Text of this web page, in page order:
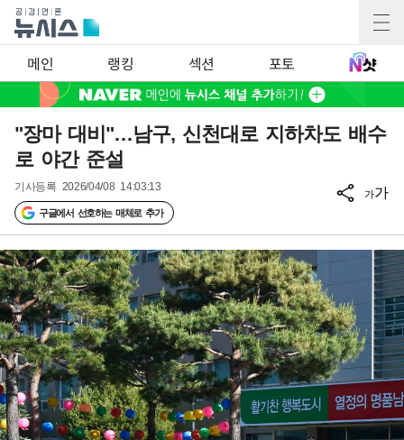
메인 랭킹 섹션 포토
"장마 대비"…남구, 신천대로 지하차도 배수
로 야간 준설
기사등록 2026/04/08 14:03:13
구글에서 선호하는 매체로 추가
가가